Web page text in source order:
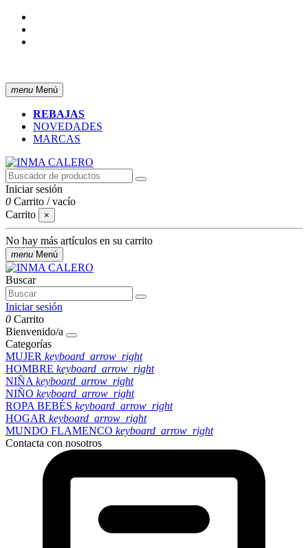
menu Menú
REBAJAS
NOVEDADES
MARCAS
Iniciar sesión
0 Carrito /vacío
Carrito
×
No hay más artículos en su carrito
menu Menú
Buscar
Iniciar sesión
0 Carrito
Bienvenido/a
Categorías
MUJER keyboard_arrow_right
HOMBRE keyboard_arrow_right
NIÑA keyboard_arrow_right
NIÑO keyboard_arrow_right
ROPA BEBÉS keyboard_arrow_right
HOGAR keyboard_arrow_right
MUNDO FLAMENCO keyboard_arrow_right
Contacta con nosotros